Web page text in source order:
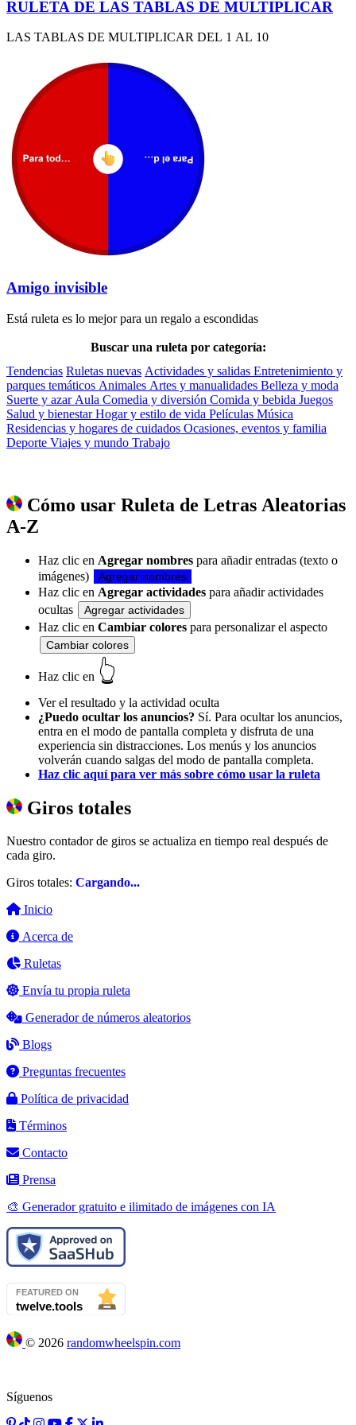
RULETA DE LAS TABLAS DE MULTIPLICAR
LAS TABLAS DE MULTIPLICAR DEL 1 AL 10
Amigo invisible
Está ruleta es lo mejor para un regalo a escondidas
Buscar una ruleta por categoría:
Tendencias Ruletas nuevas Actividades y salidas Entretenimiento y
parques temáticos Animales Artes y manualidades Belleza y moda
Suerte y azar Aula Comedia y diversión Comida y bebida Juegos
Salud y bienestarHogar y estilo de vida Películas Música
Residencias y hogares de cuidados Ocasiones, eventos y familia
Deporte Viajes y mundo Trabajo
A-Z
Haz clic en Agregar nombres
imágenes)
Agregar nombres
Haz clic en Agregar actividades
ocultas
Agregar actividades
Haz clic en Cambiar colores para personalizar el aspecto
Cambiar colores
Haz clic en 👆
Ver el resultado y la actividad oculta
¿Puedo ocultar los anuncios? Sí. Para ocultar los anuncios,
entra en el modo de pantalla completa y disfruta de una
experiencia sin distracciones. Los menús y los anuncios
volverán cuando salgas del modo de pantalla completa.
Haz clic aquí para ver más sobre cómo usar la ruleta
Giros totales
Nuestro contador de giros se actualiza en tiempo real después de
cada giro.
Giros totales: Cargando...
Inicio
Acerca de
Ruletas
Envía tu propia ruleta
Generador de números aleatorios
Blogs
Preguntas frecuentes
Política de privacidad
Términos
Contacto
Prensa
🎨 Generador gratuito e ilimitado de imágenes con IA
© 2026 randomwheelspin.com
Síguenos